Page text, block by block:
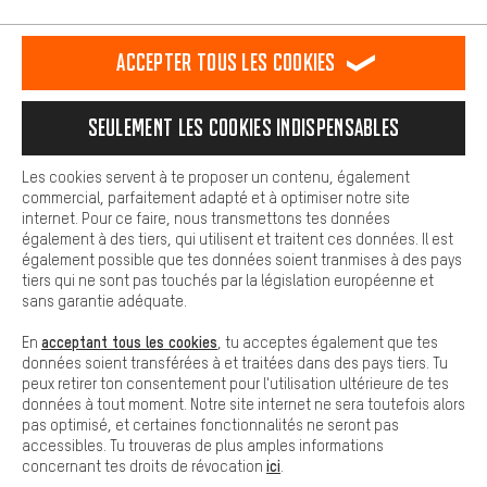
RÉSILIER LE CONTRAT Communauté d'Aix-la-Chapelle
Programme d'affiliation Mentions Légales Protection des données
Conditions générales de vente Plateforme d'Alerte
Reprise des batteries Corepile Paramètres de cookies
Modifier le contraste
Tous les prix s'entendent en euros (MwSt hors) plus les
frais de portpour la livraison versÉtats-Unis.
est plus confortable. Avec les cookies de confort, nous
Nous pouvons ainsi mettre à ta disposition d'autres contenus et
informations utiles. De plus, tu as la possibilité d'utiliser des
facilement les bons produits. Par exemple, nous proposons une
facilement aux questions.
Cookies de base
Les cookies de base garantissent que tu puisses utiliser les
fonctions de notre site web.
Accepter tous les cookies
Seulement les cookies indispensables
Les cookies servent à te proposer un contenu, également
commercial, parfaitement adapté et à optimiser notre site
internet. Pour ce faire, nous transmettons tes données
également à des tiers, qui utilisent et traitent ces données. Il est
également possible que tes données soient tranmises à des pays
tiers qui ne sont pas touchés par la législation européenne et
sans garantie adéquate.
En acceptant tous les cookies , tu acceptes également que tes
données soient transférées à et traitées dans des pays tiers. Tu
peux retirer ton consentement pour l'utilisation ultérieure de tes
données à tout moment. Notre site internet ne sera toutefois alors
pas optimisé, et certaines fonctionnalités ne seront pas
accessibles. Tu trouveras de plus amples informations
concernant tes droits de révocation ici